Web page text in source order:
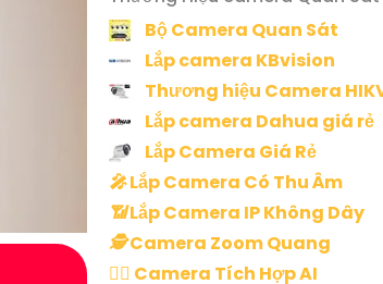
Bộ Camera Quan Sát
Lắp camera KBvision
Thương hiệu Camera
Lắp camera Dahua giá rẻ
Lắp Camera Giá Rẻ
️🎤️Lắp Camera Có Thu Âm
📶Lắp Camera IP Không Dây
🕵️Camera Zoom Quang
🧛‍♀️ Camera Tích Hợp AI